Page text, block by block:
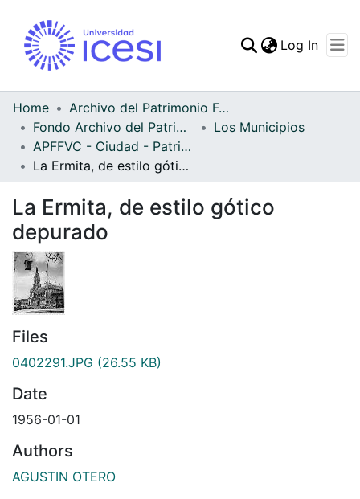
Statistics
Log In
Home
Archivo del Patrimonio Fotográfico y Fílmico del Valle del Cauca
Fondo Archivo del Patrimonio Fotográfico y Fílmico del Valle del Cauca
Los Municipios
APFFVC - Ciudad - Patrimonial
La Ermita, de estilo gótico depurado
La Ermita, de estilo gótico
depurado
Files
0402291.JPG (26.55 KB)
Date
1956-01-01
Authors
AGUSTIN OTERO